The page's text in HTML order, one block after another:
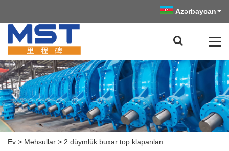
Azərbaycan
Ev > Məhsullar > 2 düymlük buxar top klapanları